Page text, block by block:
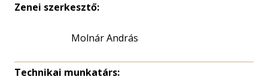
Zenei szerkesztő:
Molnár András
Technikai munkatárs: